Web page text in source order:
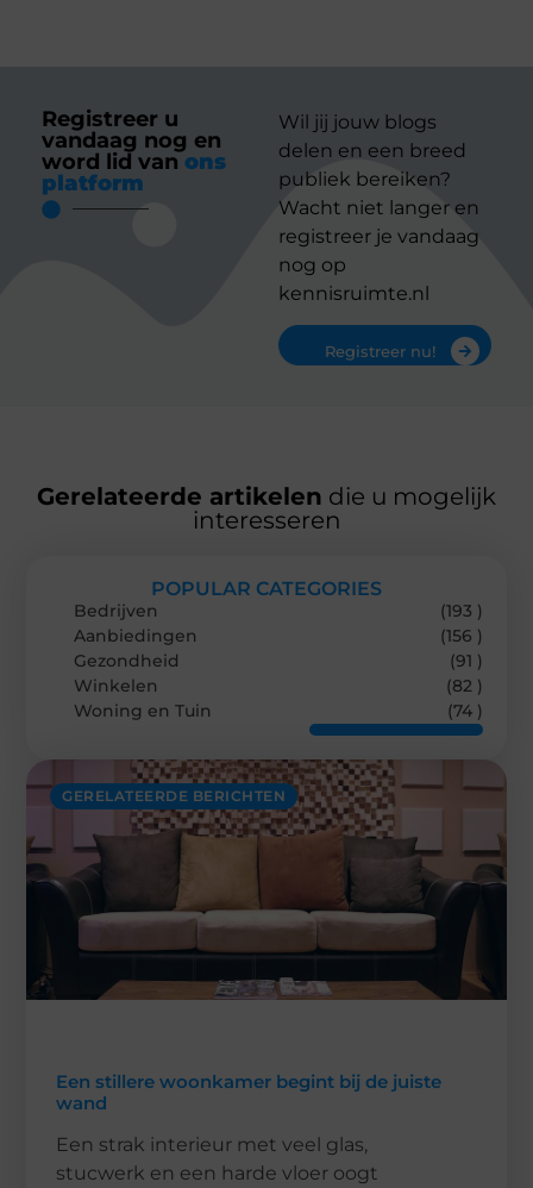
Registreer u
vandaag nog en
word lid van ons
platform
Wil jij jouw blogs
delen en een breed
publiek bereiken?
Wacht niet langer en
registreer je vandaag
nog op
kennisruimte.nl
Registreer nu!
Gerelateerde artikelen die u mogelijk
interesseren
GERELATEERDE BERICHTEN
Een stillere woonkamer begint bij de juiste
wand
Een strak interieur met veel glas,
stucwerk en een harde vloer oogt
POPULAR CATEGORIES
Bedrijven
(193 )
Aanbiedingen
(156 )
Gezondheid
(91 )
Winkelen
(82 )
Woning en Tuin
(74 )